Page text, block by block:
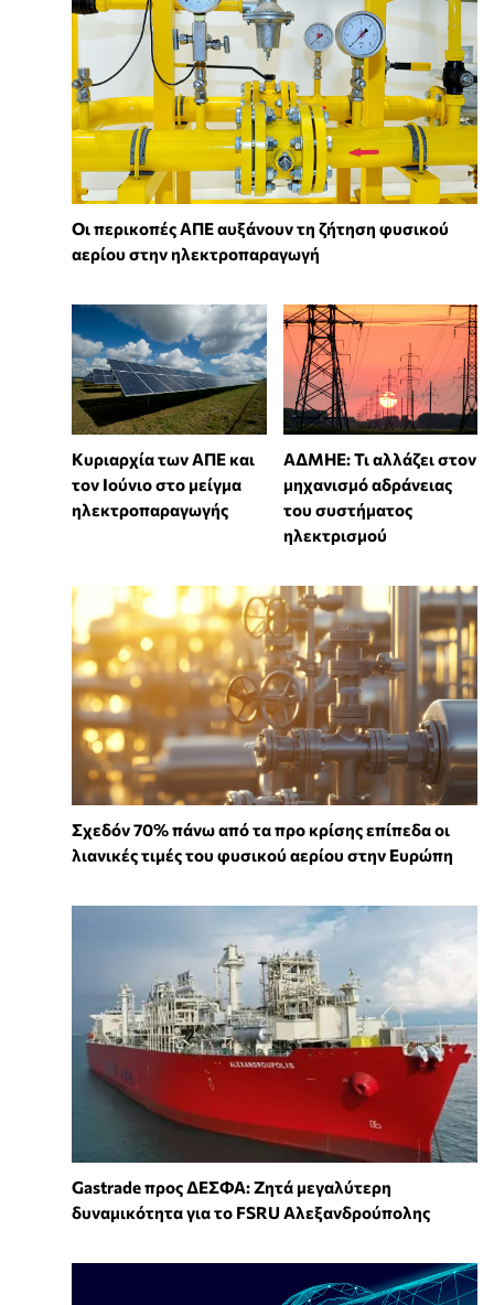
Οι περικοπές ΑΠΕ αυξάνουν τη ζήτηση φυσικού
αερίου στην ηλεκτροπαραγωγή
Κυριαρχία των ΑΠΕ και
τον Ιούνιο στο μείγμα
ηλεκτροπαραγωγής
ΑΔΜΗΕ: Τι αλλάζει στον
μηχανισμό αδράνειας
του συστήματος
ηλεκτρισμού
Σχεδόν 70% πάνω από τα προ κρίσης επίπεδα οι
λιανικές τιμές του φυσικού αερίου στην Ευρώπη
Gastrade προς ΔΕΣΦΑ: Ζητά μεγαλύτερη
δυναμικότητα για το FSRU Αλεξανδρούπολης